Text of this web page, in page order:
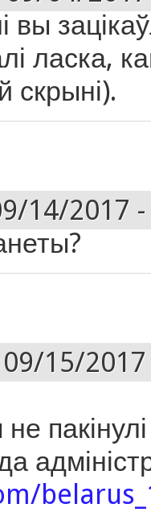
вы
ласка,
скрыні).
14/2017
09/15/